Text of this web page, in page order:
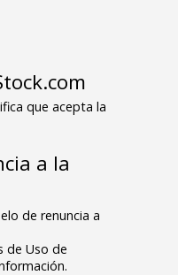
que acepta la
a la
de renuncia a
de Uso de